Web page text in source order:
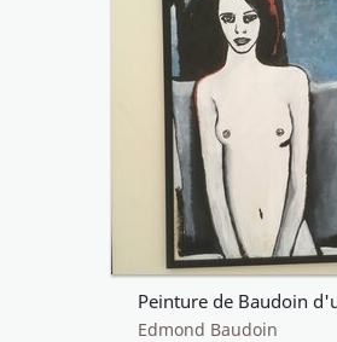
Edmond Baudoin